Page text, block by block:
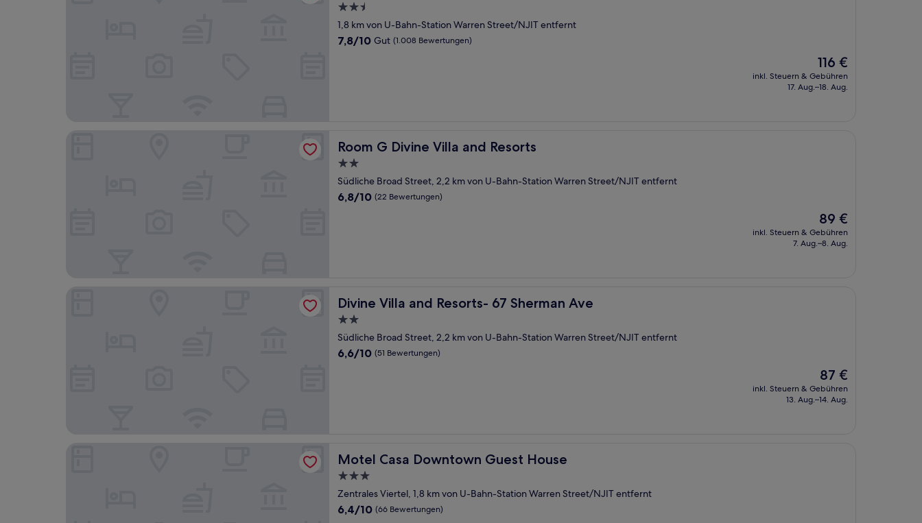
2.5-
Sterne-
Unterkunft
1,8 km von U-Bahn-Station Warren Street/NJIT entfernt
7.8
7,8/10 Gut (1.008 Bewertungen)
Der
Preis
beträgt
116 €
inkl. Steuern & Gebühren
17. Aug.–18. Aug.
Room G Divine Villa and Resorts
Room G Divine Villa and Resorts
2.0-
Sterne-
Unterkunft
Südliche Broad Street, 2,2 km von U-Bahn-Station Warren Street/NJIT entfernt
6.8
6,8/10 (22 Bewertungen)
Der
Preis
beträgt
89 €
inkl. Steuern & Gebühren
7. Aug.–8. Aug.
Divine Villa and Resorts- 67 Sherman Ave
Divine Villa and Resorts- 67 Sherman Ave
2.0-
Sterne-
Unterkunft
Südliche Broad Street, 2,2 km von U-Bahn-Station Warren Street/NJIT entfernt
6.6
6,6/10 (51 Bewertungen)
Der
Preis
beträgt
87 €
inkl. Steuern & Gebühren
13. Aug.–14. Aug.
Motel Casa Downtown Guest House
Motel Casa Downtown Guest House
3.0-
Sterne-
Unterkunft
Zentrales Viertel, 1,8 km von U-Bahn-Station Warren Street/NJIT entfernt
6.4
6,4/10 (66 Bewertungen)